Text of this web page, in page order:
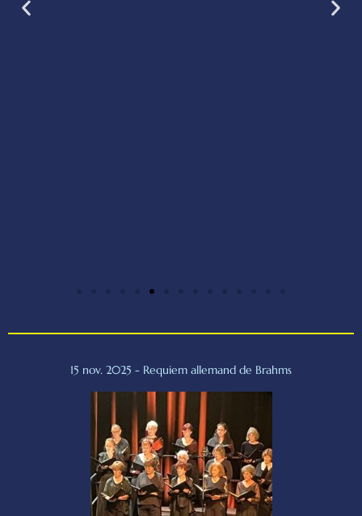
15 nov. 2025 - Requiem allemand de Brahms